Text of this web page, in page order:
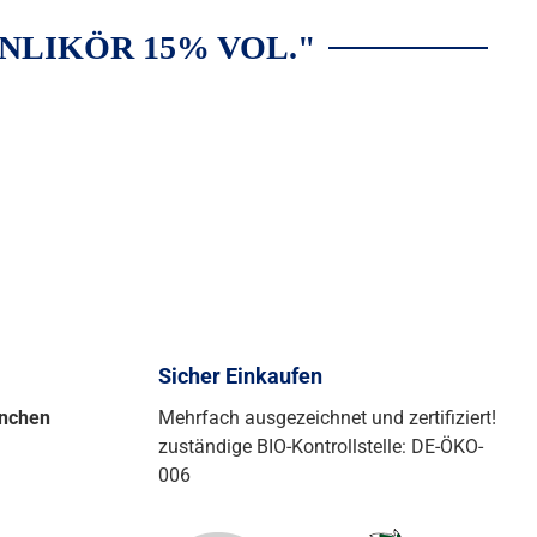
15% VOL."
Sicher Einkaufen
Mehrfach ausgezeichnet und zertifiziert!
zuständige BIO-Kontrollstelle: DE-ÖKO-
006